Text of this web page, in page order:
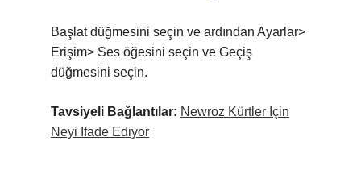
Başlat düğmesini seçin ve ardından Ayarlar>
Erişim> Ses öğesini seçin ve Geçiş
düğmesini seçin.
Tavsiyeli Bağlantılar: Newroz Kürtler Için
Neyi Ifade Ediyor